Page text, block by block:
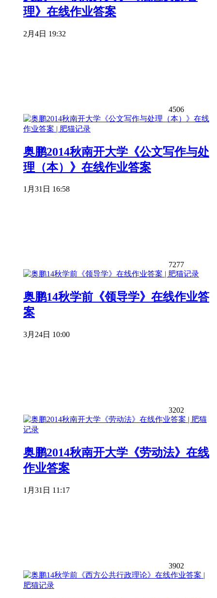
理》在线作业答案
2月4日 19:32
4506
奥鹏2014秋南开大学《公文写作与处
理（本）》在线作业答案
1月31日 16:58
7277
奥鹏14秋学前《领导学》在线作业答
案
3月24日 10:00
3202
奥鹏2014秋南开大学《劳动法》在线
作业答案
1月31日 11:17
3902